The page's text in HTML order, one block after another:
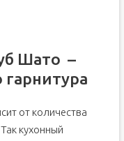
Шато –
гарнитура
от количества
кухонный